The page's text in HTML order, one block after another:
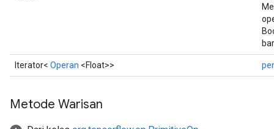
Iterator< Operan <Float>>
Metode Warisan